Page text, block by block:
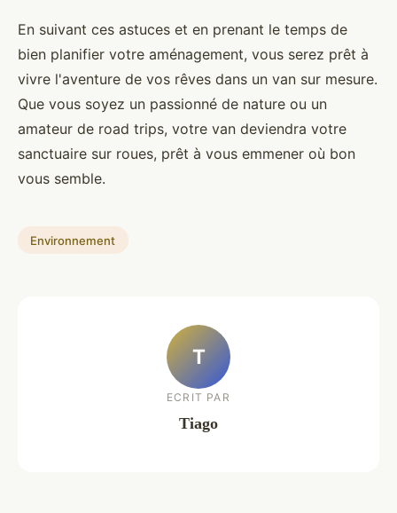
En suivant ces astuces et en prenant le temps de
bien planifier votre aménagement, vous serez prêt à
vivre l'aventure de vos rêves dans un van sur mesure.
Que vous soyez un passionné de nature ou un
amateur de road trips, votre van deviendra votre
sanctuaire sur roues, prêt à vous emmener où bon
vous semble.
Environnement
T
ECRIT PAR
Tiago